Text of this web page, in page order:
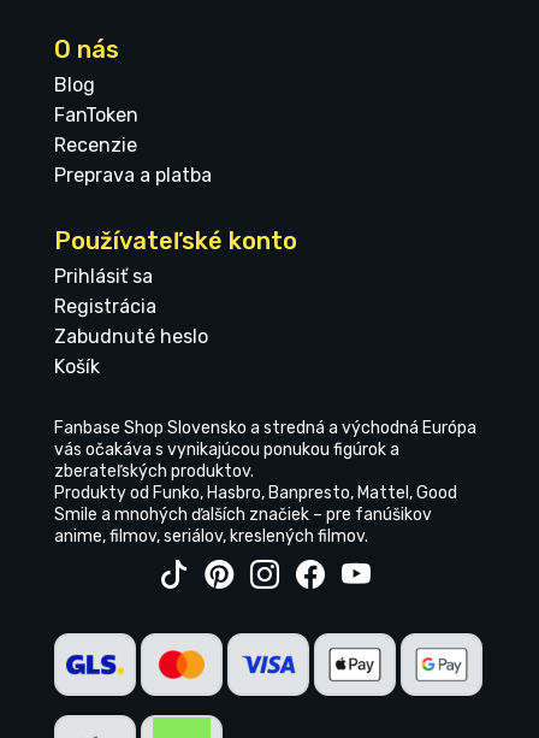
O nás
Blog
FanToken
Recenzie
Preprava a platba
Používateľské konto
Prihlásiť sa
Registrácia
Zabudnuté heslo
Košík
Fanbase Shop Slovensko a stredná a východná Európa
vás očakáva s vynikajúcou ponukou figúrok a
zberateľských produktov.
Produkty od Funko, Hasbro, Banpresto, Mattel, Good
Smile a mnohých ďalších značiek – pre fanúšikov
anime, filmov, seriálov, kreslených filmov.